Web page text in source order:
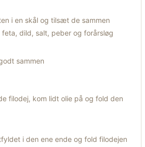
i en skål og tilsæt de sammen
dild, salt, peber og forårsløg
sammen
filodej, kom lidt olie på og fold den
i den ene ende og fold filodejen